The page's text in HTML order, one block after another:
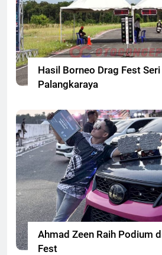
Hasil Borneo Drag Fest Seri
Palangkaraya
Ahmad Zeen Raih Podium
Fest